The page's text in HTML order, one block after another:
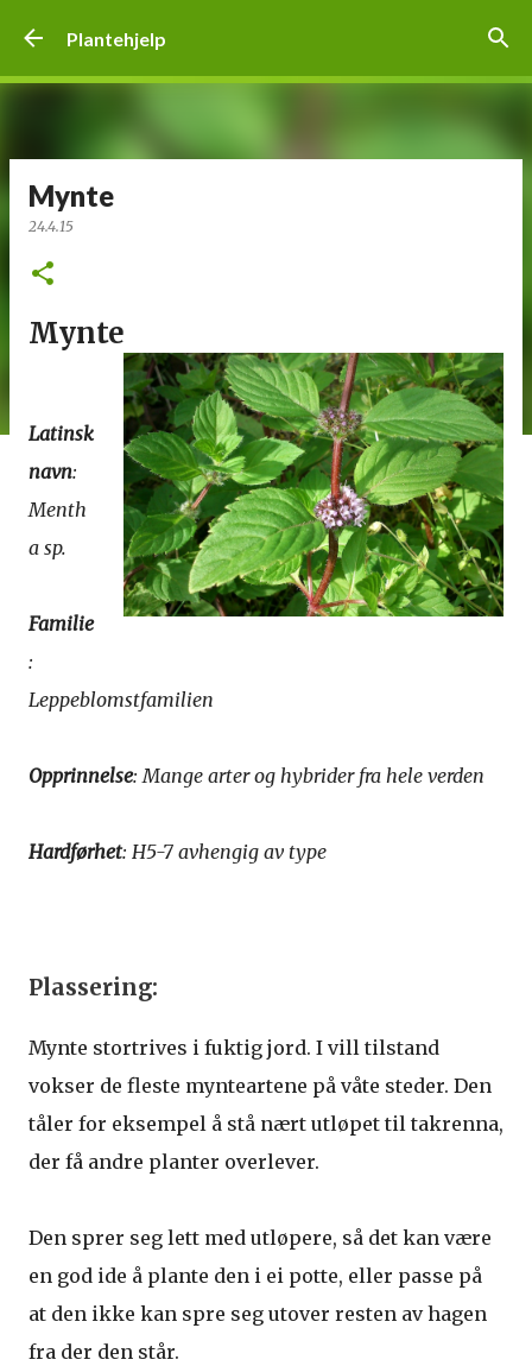
Plantehjelp
Mynte
24.4.15
Mynte
Latinsk
navn:
Menth
a sp.
Familie
:
Leppeblomstfamilien
Opprinnelse: Mange arter og hybrider fra hele verden
Hardførhet: H5-7 avhengig av type
Plassering:
Mynte stortrives i fuktig jord. I vill tilstand
vokser de fleste mynteartene på våte steder. Den
tåler for eksempel å stå nært utløpet til takrenna,
der få andre planter overlever.
Den sprer seg lett med utløpere, så det kan være
en god ide å plante den i ei potte, eller passe på
at den ikke kan spre seg utover resten av hagen
fra der den står.